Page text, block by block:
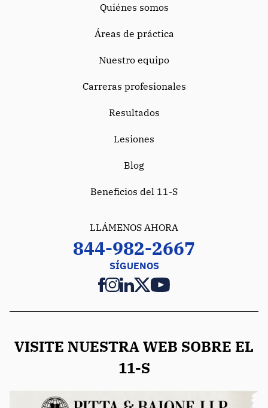
Quiénes somos
Áreas de práctica
Nuestro equipo
Carreras profesionales
Resultados
Lesiones
Blog
Beneficios del 11-S
LLÁMENOS AHORA
844-982-2667
SÍGUENOS
VISITE NUESTRA WEB SOBRE EL
11-S